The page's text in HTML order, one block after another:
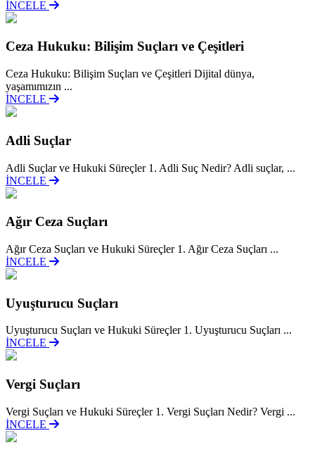
İNCELE
Ceza Hukuku: Bilişim Suçları ve Çeşitleri
Ceza Hukuku: Bilişim Suçları ve Çeşitleri Dijital dünya,
yaşamımızın ...
İNCELE
Adli Suçlar
Adli Suçlar ve Hukuki Süreçler 1. Adli Suç Nedir? Adli suçlar, ...
İNCELE
Ağır Ceza Suçları
Ağır Ceza Suçları ve Hukuki Süreçler 1. Ağır Ceza Suçları ...
İNCELE
Uyuşturucu Suçları
Uyuşturucu Suçları ve Hukuki Süreçler 1. Uyuşturucu Suçları ...
İNCELE
Vergi Suçları
Vergi Suçları ve Hukuki Süreçler 1. Vergi Suçları Nedir? Vergi ...
İNCELE